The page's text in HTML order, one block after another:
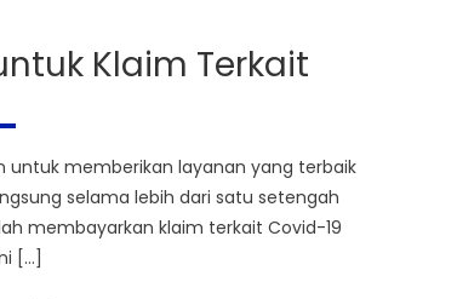
Klaim Terkait
untuk memberikan layanan yang terbaik
selama lebih dari satu setengah
membayarkan klaim terkait Covid-19
[…]